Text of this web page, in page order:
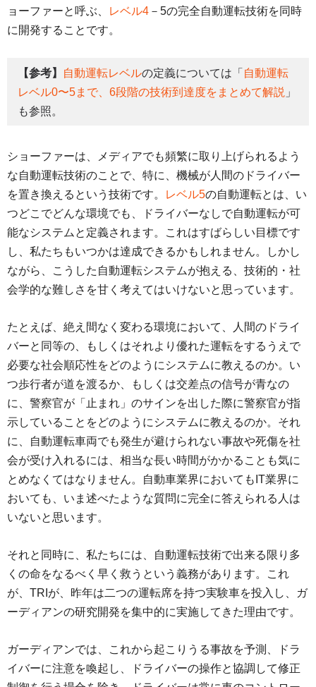
ョーファーと呼ぶ、
レベル4 －5の完全自動運転技術を同時
に開発することです。
【参考】 自動運転レベルの定義については「 自動運転
レベル0〜5まで、6段階の技術到達度をまとめて解説 」
も参照。
ショーファーは、メディアでも頻繁に取り上げられるよう
な自動運転技術のことで、特に、機械が人間のドライバー
を置き換えるという技術です。
レベル5の自動運転とは、い
つどこでどんな環境でも、ドライバーなしで自動運転が可
能なシステムと定義されます。これはすばらしい目標です
し、私たちもいつかは達成できるかもしれません。しかし
ながら、こうした自動運転システムが抱える、技術的・社
会学的な難しさを甘く考えてはいけないと思っています。
たとえば、絶え間なく変わる環境において、人間のドライ
バーと同等の、もしくはそれより優れた運転をするうえで
必要な社会順応性をどのようにシステムに教えるのか。い
つ歩行者が道を渡るか、もしくは交差点の信号が青なの
に、警察官が「止まれ」のサインを出した際に警察官が指
示していることをどのようにシステムに教えるのか。それ
に、自動運転車両でも発生が避けられない事故や死傷を社
会が受け入れるには、相当な長い時間がかかることも気に
とめなくてはなりません。自動車業界においてもIT業界に
おいても、いま述べたような質問に完全に答えられる人は
いないと思います。
それと同時に、私たちには、自動運転技術で出来る限り多
くの命をなるべく早く救うという義務があります。これ
が、TRIが、昨年は二つの運転席を持つ実験車を投入し、ガ
ーディアンの研究開発を集中的に実施してきた理由です。
ガーディアンでは、これから起こりうる事故を予測、ドラ
イバーに注意を喚起し、ドライバーの操作と協調して修正